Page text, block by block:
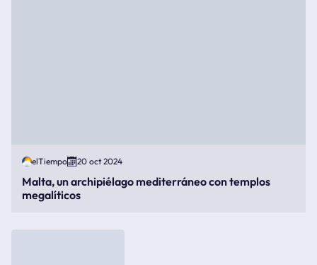
elTiempo 20 oct 2024
Malta, un archipiélago mediterráneo con templos
megalíticos